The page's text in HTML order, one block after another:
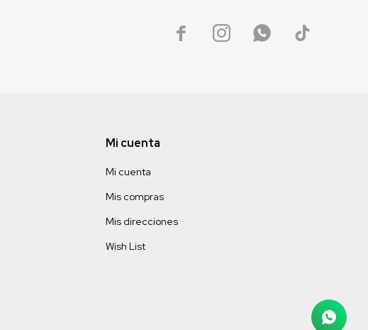
   
Mi cuenta
Mi cuenta
Mis compras
Mis direcciones
Wish List